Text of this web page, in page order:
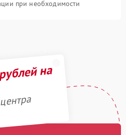
при необходимости
на